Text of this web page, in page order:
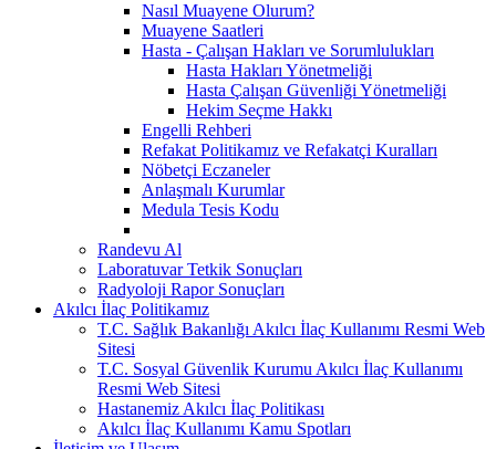
Nasıl Muayene Olurum?
Muayene Saatleri
Hasta - Çalışan Hakları ve Sorumlulukları
Hasta Hakları Yönetmeliği
Hasta Çalışan Güvenliği Yönetmeliği
Hekim Seçme Hakkı
Engelli Rehberi
Refakat Politikamız ve Refakatçi Kuralları
Nöbetçi Eczaneler
Anlaşmalı Kurumlar
Medula Tesis Kodu
Randevu Al
Laboratuvar Tetkik Sonuçları
Radyoloji Rapor Sonuçları
Akılcı İlaç Politikamız
T.C. Sağlık Bakanlığı Akılcı İlaç Kullanımı Resmi Web
Sitesi
T.C. Sosyal Güvenlik Kurumu Akılcı İlaç Kullanımı
Resmi Web Sitesi
Hastanemiz Akılcı İlaç Politikası
Akılcı İlaç Kullanımı Kamu Spotları